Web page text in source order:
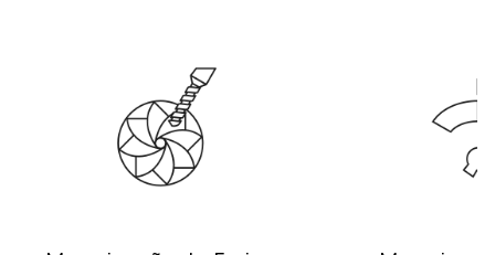
ARMAZENAGEM, LOGÍSTICA, CORREIOS & ENCOMENDAS